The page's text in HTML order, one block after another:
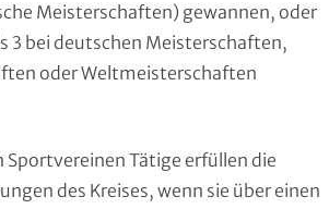
Meisterschaften) gewannen, oder
3 bei deutschen Meisterschaften,
oder Weltmeisterschaften
Sportvereinen Tätige erfüllen die
des Kreises, wenn sie über einen